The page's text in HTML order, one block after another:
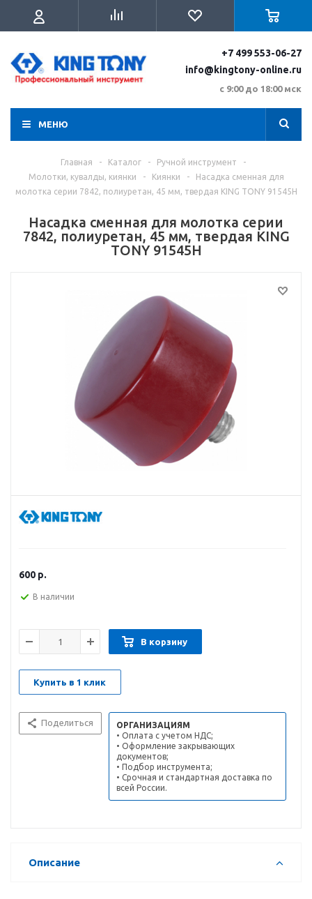
+7 499 553-06-27
info@kingtony-online.ru
с 9:00 до 18:00 мск
МЕНЮ
Главная - Каталог - Ручной инструмент
-
Молотки, кувалды, киянки
- Киянки -
Насадка сменная для
молотка серии 7842, полиуретан, 45 мм, твердая KING TONY 91545H
Насадка сменная для молотка серии
7842, полиуретан, 45 мм, твердая KING
TONY 91545H
600 р.
В наличии
В корзину
Купить в 1 клик
Поделиться
ОРГАНИЗАЦИЯМ
• Оплата с учетом НДС;
• Оформление закрывающих
документов;
• Подбор инструмента;
• Срочная и стандартная доставка по
всей России.
Описание